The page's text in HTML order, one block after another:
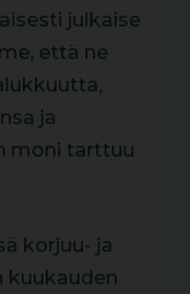
julkaise
että ne
ja
moni tarttuu
korjuu- ja
kuukauden